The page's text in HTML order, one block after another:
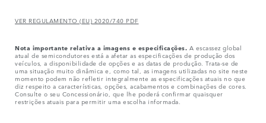
VER REGULAMENTO (EU) 2020/740 PDF
Nota importante relativa a imagens e especificações. A escassez global
atual de semicondutores está a afetar as especificações de produção dos
veículos, a disponibilidade de opções e as datas de produção. Trata-se de
uma situação muito dinâmica e, como tal, as imagens utilizadas no site neste
momento podem não refletir integralmente as especificações atuais no que
diz respeito a características, opções, acabamentos e combinações de cores.
Consulte o seu Concessionário, que lhe poderá confirmar quaisquer
restrições atuais para permitir uma escolha informada.